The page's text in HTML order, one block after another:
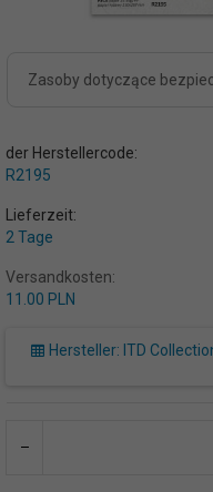
Zasoby dotyczące
der Herstellercode:
R2195
Lieferzeit:
2 Tage
Versandkosten:
11.00 PLN
Hersteller: ITD